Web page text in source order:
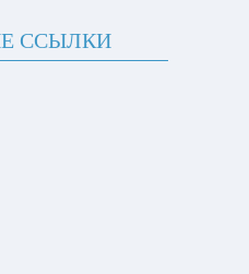
ССЫЛКИ